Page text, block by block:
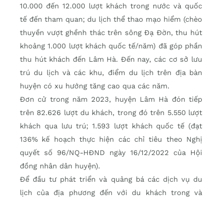
10.000 đến 12.000 lượt khách trong nước và quốc
tế đến tham quan; du lịch thể thao mạo hiểm (chèo
thuyền vượt ghềnh thác trên sông Đạ Đờn, thu hút
khoảng 1.000 lượt khách quốc tế/năm) đã góp phần
thu hút khách đến Lâm Hà. Đến nay, các cơ sở lưu
trú du lịch và các khu, điểm du lịch trên địa bàn
huyện có xu hướng tăng cao qua các năm.
Đơn cử trong năm 2023, huyện Lâm Hà đón tiếp
trên 82.626 lượt du khách, trong đó trên 5.550 lượt
khách qua lưu trú; 1.593 lượt khách quốc tế (đạt
136% kế hoạch thực hiện các chỉ tiêu theo Nghị
quyết số 96/NQ-HĐND ngày 16/12/2022 của Hội
đồng nhân dân huyện).
Để đầu tư phát triển và quảng bá các dịch vụ du
lịch của địa phương đến với du khách trong và